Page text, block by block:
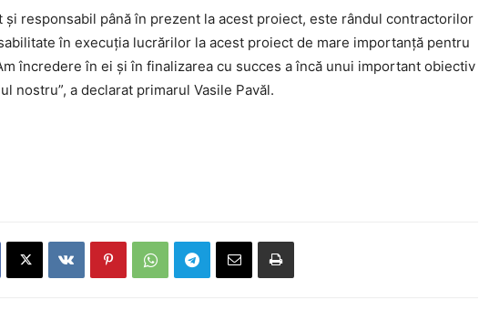
și responsabil până în prezent la acest proiect, este rândul contractorilor
în execuția lucrărilor la acest proiect de mare importanță pentru
încredere în ei și în finalizarea cu succes a încă unui important obiectiv
nostru”, a declarat primarul Vasile Pavăl.